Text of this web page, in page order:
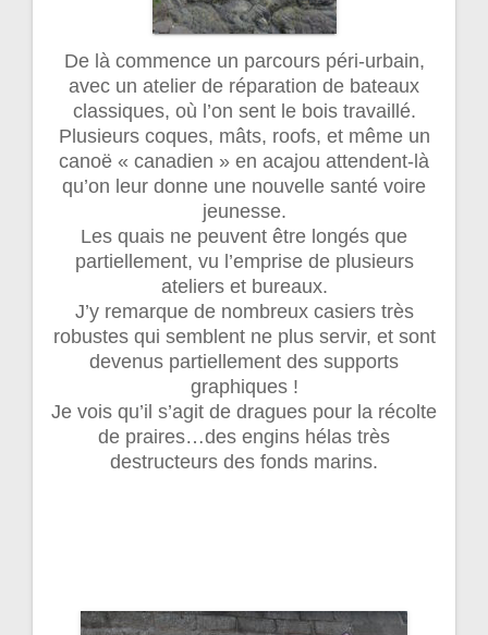
De là commence un parcours péri-urbain,
avec un atelier de réparation de bateaux
classiques, où l’on sent le bois travaillé.
Plusieurs coques, mâts, roofs, et même un
canoë « canadien » en acajou attendent-là
qu’on leur donne une nouvelle santé voire
jeunesse.
Les quais ne peuvent être longés que
partiellement, vu l’emprise de plusieurs
ateliers et bureaux.
J’y remarque de nombreux casiers très
robustes qui semblent ne plus servir, et sont
devenus partiellement des supports
graphiques !
Je vois qu’il s’agit de dragues pour la récolte
de praires…des engins hélas très
destructeurs des fonds marins.